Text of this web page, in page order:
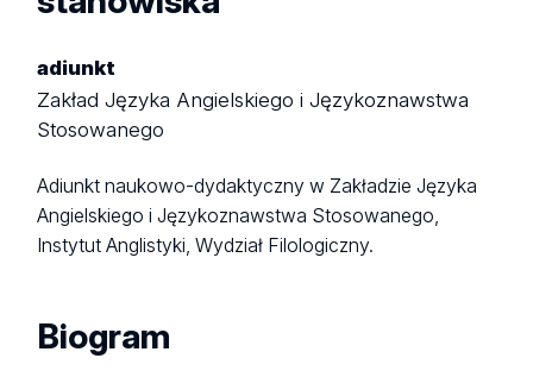
adiunkt
Zakład Języka Angielskiego i Językoznawstwa
Stosowanego
Adiunkt naukowo-dydaktyczny w Zakładzie Języka
Angielskiego i Językoznawstwa Stosowanego,
Instytut Anglistyki, Wydział Filologiczny.
Biogram